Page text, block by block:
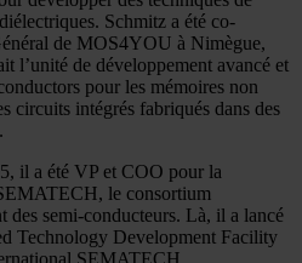
Schmitz a été co-
de MOS4YOU à Nimègue,
l’unité de développement avancé et
pour les mémoires non
circuits intégrés fabriqués dans des
il a été VP et COO pour la
le consortium
des semi-conducteurs. Là, il a lancé
Technology Development Facility
SEMATECH